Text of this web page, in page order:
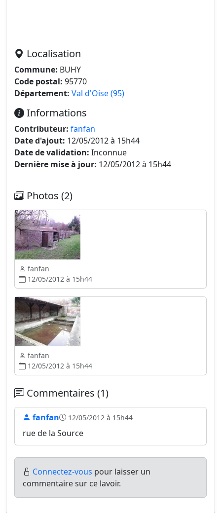
Localisation
Commune: BUHY
Code postal: 95770
Département: Val d'Oise (95)
Informations
Contributeur: fanfan
Date d'ajout: 12/05/2012 à 15h44
Date de validation: Inconnue
Dernière mise à jour: 12/05/2012 à 15h44
Photos (2)
fanfan
12/05/2012 à 15h44
fanfan
12/05/2012 à 15h44
Commentaires (1)
fanfan 12/05/2012 à 15h44
rue de la Source
Connectez-vous pour laisser un
commentaire sur ce lavoir.